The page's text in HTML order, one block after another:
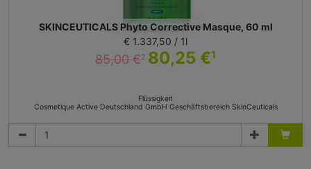
SKINCEUTICALS Phyto Corrective Masque, 60 ml
€ 1.337,50 / 1l
85,00 €2 80,25 €1
Flüssigkeit
Cosmetique Active Deutschland GmbH Geschäftsbereich SkinCeuticals